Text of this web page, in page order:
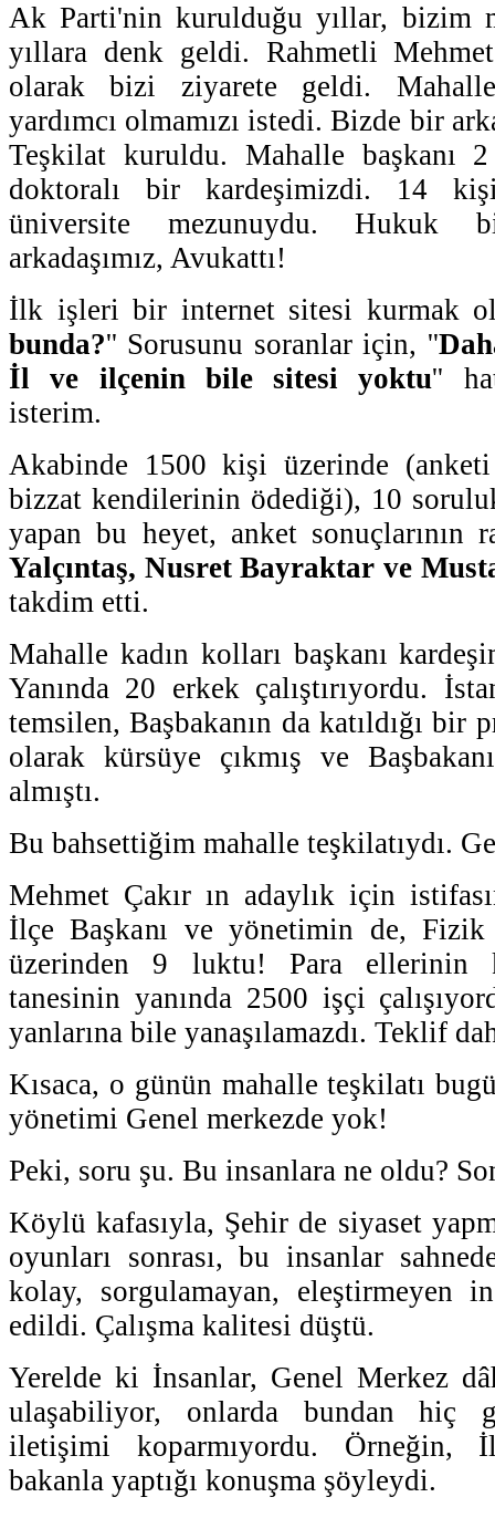
Ak Parti'nin kurulduğu yıllar, bizim
yıllara denk geldi. Rahmetli
olarak bizi ziyarete geldi. Mahalle
yardımcı olmamızı istedi. Bizde bir
Teşkilat kuruldu. Mahalle başkanı
doktoralı bir kardeşimizdi. 14
üniversite mezunuydu. Hukuk
arkadaşımız, Avukattı!
İlk işleri bir internet sitesi kurmak
bunda?'' Sorusunu soranlar için, ''
İl ve ilçenin bile sitesi yoktu''
isterim.
Akabinde 1500 kişi üzerinde (anketi
bizzat kendilerinin ödediği), 10
yapan bu heyet, anket sonuçlarının
Yalçıntaş, Nusret Bayraktar ve
takdim etti.
Mahalle kadın kolları başkanı
Yanında 20 erkek çalıştırıyordu.
temsilen, Başbakanın da katıldığı bir
olarak kürsüye çıkmış ve
almıştı.
Bu bahsettiğim mahalle teşkilatıydı.
Mehmet Çakır ın adaylık için
İlçe Başkanı ve yönetimin de,
üzerinden 9 luktu! Para ellerinin
tanesinin yanında 2500 işçi
yanlarına bile yanaşılamazdı. Teklif
Kısaca, o günün mahalle teşkilatı
yönetimi Genel merkezde yok!
Peki, soru şu. Bu insanlara ne oldu?
Köylü kafasıyla, Şehir de siyaset
oyunları sonrası, bu insanlar
kolay, sorgulamayan, eleştirmeyen
edildi. Çalışma kalitesi düştü.
Yerelde ki İnsanlar, Genel Merkez
ulaşabiliyor, onlarda bundan hiç
iletişimi koparmıyordu. Örneğin,
bakanla yaptığı konuşma şöyleydi.